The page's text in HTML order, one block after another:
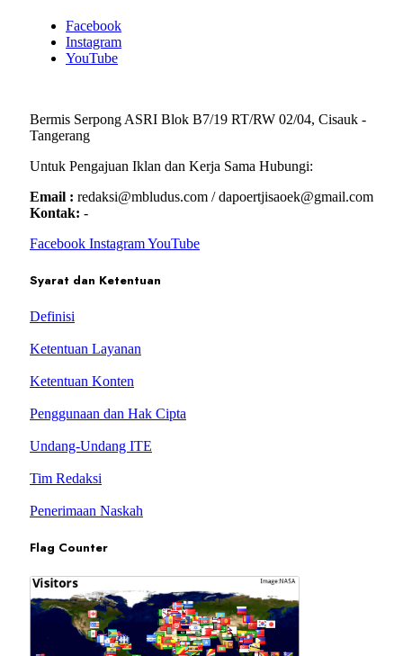
Facebook
Instagram
YouTube
Bermis Serpong ASRI Blok B7/19 RT/RW 02/04, Cisauk -
Tangerang
Untuk Pengajuan Iklan dan Kerja Sama Hubungi:
Email : redaksi@mbludus.com / dapoertjisaoek@gmail.com
Kontak: -
Facebook InstagramYouTube
Syarat dan Ketentuan
Definisi
Ketentuan Layanan
Ketentuan Konten
Penggunaan dan Hak Cipta
Undang-Undang ITE
Tim Redaksi
Penerimaan Naskah
Flag Counter